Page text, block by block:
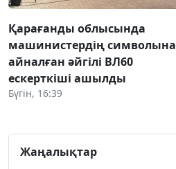
Қарағанды облысында
машинистердің символына
айналған әйгілі ВЛ60
ескерткіші ашылды
Бүгін, 16:39
Жаңалықтар